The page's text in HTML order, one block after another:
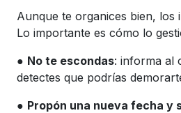
Aunque te organices bien, los
Lo importante es cómo lo
● No te escondas: informa al
detectes que podrías
● Propón una nueva fecha y